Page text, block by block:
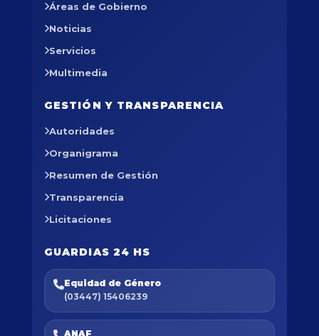
Áreas de Gobierno
Noticias
Servicios
Multimedia
GESTIÓN Y TRANSPARENCIA
Autoridades
Organigrama
Resumen de Gestión
Transparencia
Licitaciones
GUARDIAS 24 HS
Equidad de Género
(03447) 15406239
ANAF